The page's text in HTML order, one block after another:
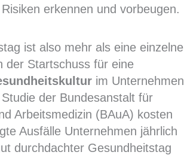
erkennen und vorbeugen.
ist also mehr als eine einzelne
der Startschuss für eine
im Unternehmen
der Bundesanstalt für
Arbeitsmedizin (BAuA) kosten
Ausfälle Unternehmen jährlich
durchdachter Gesundheitstag